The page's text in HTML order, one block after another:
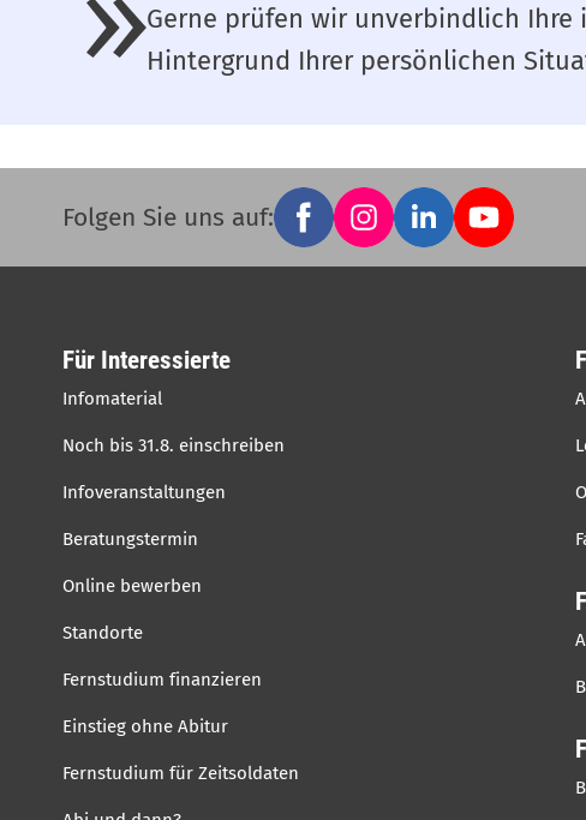
Gerne prüfen wir unverbindlich Ihre
Hintergrund Ihrer persönlichen
Social
links
Folgen Sie uns auf:
FacebookInstagramLinkedInYouTube
Für Interessierte
Infomaterial
Noch bis 31.8. einschreiben
Infoveranstaltungen
Beratungstermin
Online bewerben
Standorte
Fernstudium finanzieren
Einstieg ohne Abitur
Fernstudium für Zeitsoldaten